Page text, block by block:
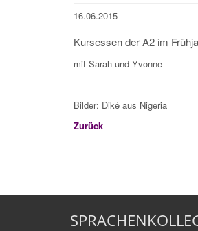
16.06.2015
Kursessen der A2 im
mit Sarah und Yvonne
Bilder: Diké aus Nigeria
Zurück